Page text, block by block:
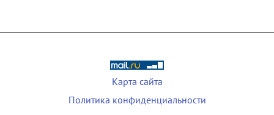
Карта сайта
Политика конфиденциальности